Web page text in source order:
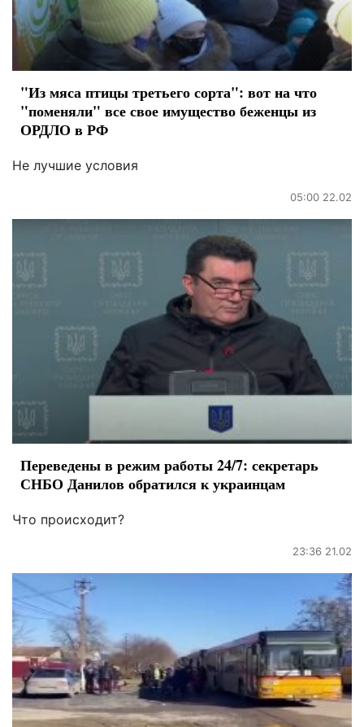
"Из мяса птицы третьего сорта": вот на что
"поменяли" все свое имущество беженцы из
ОРДЛО в РФ
Не лучшие условия
05:00 22.02
Переведены в режим работы 24/7: секретарь
СНБО Данилов обратился к украинцам
Что происходит?
23:36 21.02